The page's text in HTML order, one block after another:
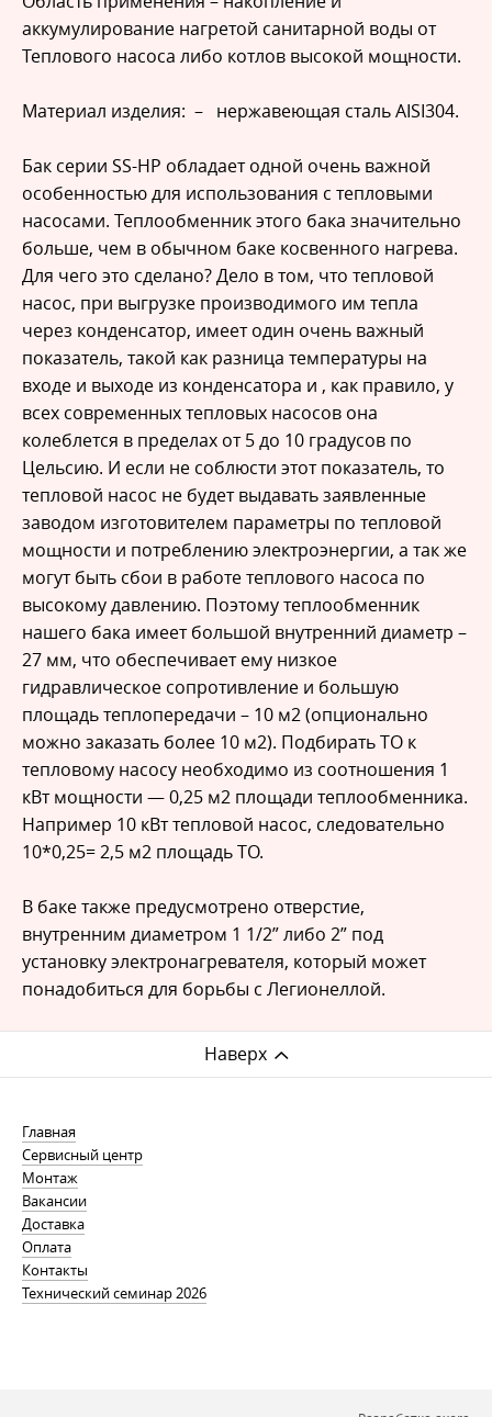
аккумулирование нагретой санитарной воды от
Теплового насоса либо котлов высокой мощности.
Материал изделия: – нержавеющая сталь AISI304.
Бак серии SS-HP обладает одной очень важной
особенностью для использования с тепловыми
насосами. Теплообменник этого бака значительно
больше, чем в обычном баке косвенного нагрева.
Для чего это сделано? Дело в том, что тепловой
насос, при выгрузке производимого им тепла
через конденсатор, имеет один очень важный
показатель, такой как разница температуры на
входе и выходе из конденсатора и , как правило, у
всех современных тепловых насосов она
колеблется в пределах от 5 до 10 градусов по
Цельсию. И если не соблюсти этот показатель, то
тепловой насос не будет выдавать заявленные
заводом изготовителем параметры по тепловой
мощности и потреблению электроэнергии, а так же
могут быть сбои в работе теплового насоса по
высокому давлению. Поэтому теплообменник
нашего бака имеет большой внутренний диаметр –
27 мм, что обеспечивает ему низкое
гидравлическое сопротивление и большую
площадь теплопередачи – 10 м2 (опционально
можно заказать более 10 м2). Подбирать ТО к
тепловому насосу необходимо из соотношения 1
кВт мощности — 0,25 м2 площади теплообменника.
Например 10 кВт тепловой насос, следовательно
10*0,25= 2,5 м2 площадь ТО.
В баке также предусмотрено отверстие,
внутренним диаметром 1 1/2” либо 2” под
установку электронагревателя, который может
понадобиться для борьбы с Легионеллой.
Наверх
Главная
Сервисный центр
Монтаж
Вакансии
Доставка
Оплата
Контакты
Технический семинар 2026